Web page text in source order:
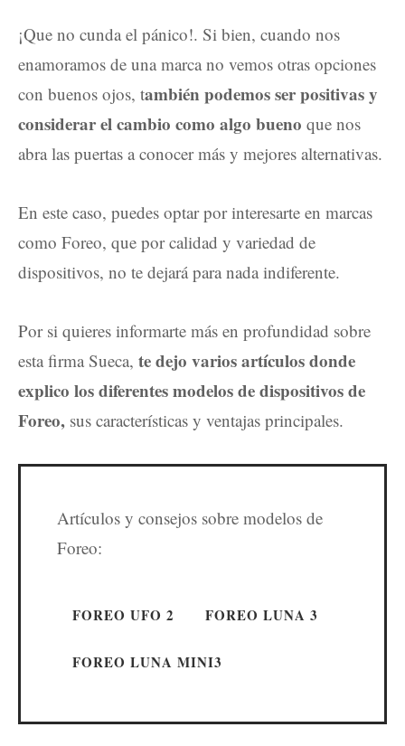
¡Que no cunda el pánico!. Si bien, cuando nos
enamoramos de una marca no vemos otras opciones
con buenos ojos, también podemos ser positivas y
considerar el cambio como algo bueno que nos
abra las puertas a conocer más y mejores alternativas.
En este caso, puedes optar por interesarte en marcas
como Foreo, que por calidad y variedad de
dispositivos, no te dejará para nada indiferente.
Por si quieres informarte más en profundidad sobre
esta firma Sueca, te dejo varios artículos donde
explico los diferentes modelos de dispositivos de
Foreo, sus características y ventajas principales.
Artículos y consejos sobre modelos de
Foreo:
FOREO UFO 2 FOREO LUNA 3
FOREO LUNA MINI3